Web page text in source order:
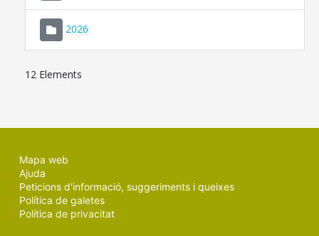
2026
12 Elements
Mapa web
Ajuda
Peticions d'informació, suggeriments i queixes
Política de galetes
Política de privacitat